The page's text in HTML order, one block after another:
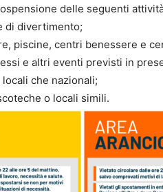
delle seguenti
di divertimento;
piscine, centri benessere e
e altri eventi previsti in
che nazionali;
o locali simili.